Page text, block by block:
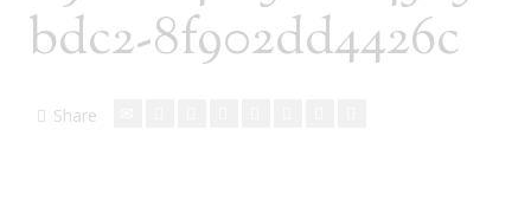
bdc2-8f902dd4426c
Share